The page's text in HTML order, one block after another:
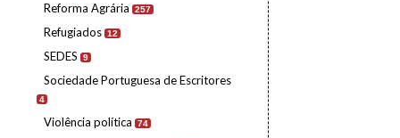
Reforma Agrária 257
Refugiados 12
SEDES 9
Sociedade Portuguesa de Escritores
4
Violência política 74